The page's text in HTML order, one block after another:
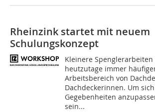
Rheinzink startet mit neuem
Schulungskonzept
Kleinere
heutzutage immer
Arbeitsbereich von
Dachdeckerinnen. Um
Gegebenheiten
sein...